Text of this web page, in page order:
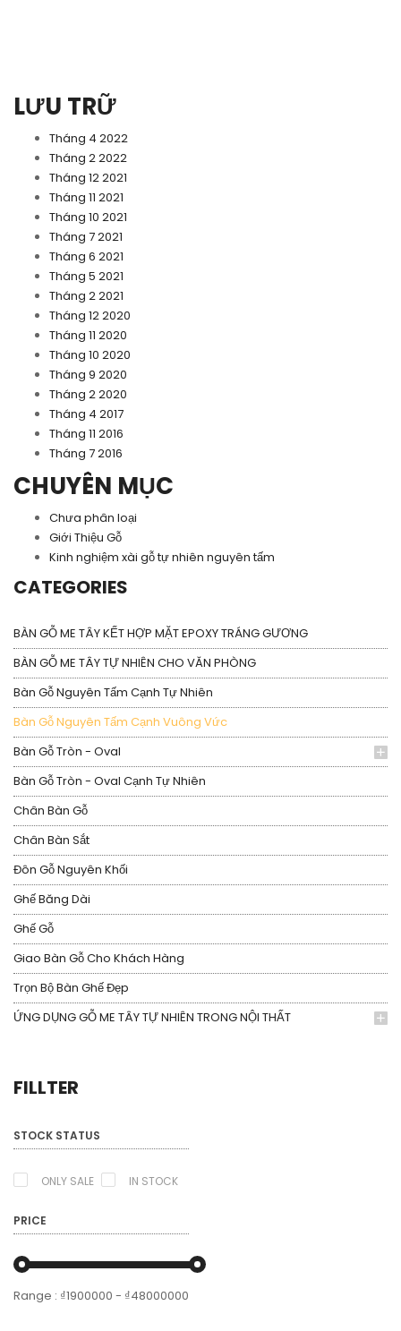
LƯU TRỮ
Tháng 4 2022
Tháng 2 2022
Tháng 12 2021
Tháng 11 2021
Tháng 10 2021
Tháng 7 2021
Tháng 6 2021
Tháng 5 2021
Tháng 2 2021
Tháng 12 2020
Tháng 11 2020
Tháng 10 2020
Tháng 9 2020
Tháng 2 2020
Tháng 4 2017
Tháng 11 2016
Tháng 7 2016
CHUYÊN MỤC
Chưa phân loại
Giới Thiệu Gỗ
Kinh nghiệm xài gỗ tự nhiên nguyên tấm
CATEGORIES
BÀN GỖ ME TÂY KẾT HỢP MẶT EPOXY TRÁNG GƯƠNG
BÀN GỖ ME TÂY TỰ NHIÊN CHO VĂN PHÒNG
Bàn Gỗ Nguyên Tấm Cạnh Tự Nhiên
Bàn Gỗ Nguyên Tấm Cạnh Vuông Vức
Bàn Gỗ Tròn - Oval
Bàn Gỗ Tròn - Oval Cạnh Tự Nhiên
Chân Bàn Gỗ
Chân Bàn Sắt
Đôn Gỗ Nguyên Khối
Ghế Băng Dài
Ghế Gỗ
Giao Bàn Gỗ Cho Khách Hàng
Trọn Bộ Bàn Ghế Đẹp
ỨNG DỤNG GỖ ME TÂY TỰ NHIÊN TRONG NỘI THẤT
FILLTER
STOCK STATUS
ONLY SALE IN STOCK
PRICE
Range : ₫1900000 - ₫48000000